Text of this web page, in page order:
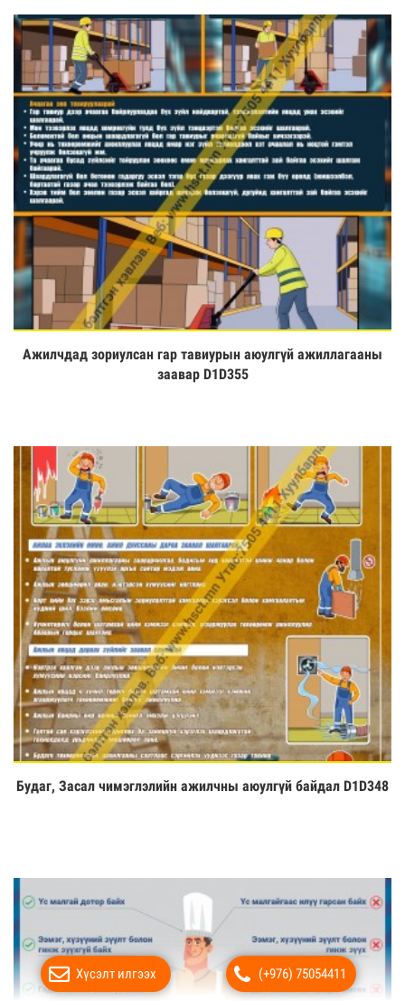
Үзэх
Ажилчдад зориулсан гар тавиурын аюулгүй ажиллагааны
заавар D1D355
Үзэх
Будаг, Засал чимэглэлийн ажилчны аюулгүй байдал D1D348
Хүсэлт илгээх (+976) 75054411